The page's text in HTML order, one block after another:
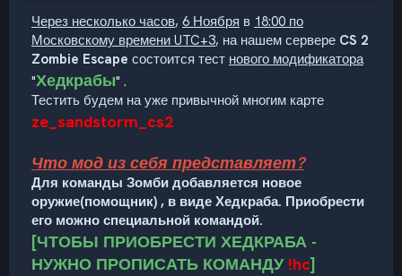
ы
л
а
Через несколько часов, 6 Ноября в 18:00 по
Московскому времени UTC+3, на нашем сервере CS 2
Zombie Escape состоится тест нового модификатора
"Хедкрабы" .
Тестить будем на уже привычной многим карте
ze_sandstorm_cs2
Что мод из себя представляет?
Для команды Зомби добавляется новое
оружие(помощник) , в виде Хедкраба. Приобрести
его можно специальной командой.
[ЧТОБЫ ПРИОБРЕСТИ ХЕДКРАБА -
НУЖНО ПРОПИСАТЬ КОМАНДУ !hc]